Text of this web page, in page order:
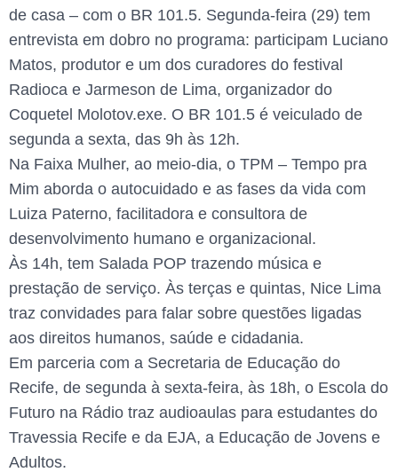
de casa – com o BR 101.5. Segunda-feira (29) tem
entrevista em dobro no programa: participam Luciano
Matos, produtor e um dos curadores do festival
Radioca e Jarmeson de Lima, organizador do
Coquetel Molotov.exe. O BR 101.5 é veiculado de
segunda a sexta, das 9h às 12h.
Na Faixa Mulher, ao meio-dia, o TPM – Tempo pra
Mim aborda o autocuidado e as fases da vida com
Luiza Paterno, facilitadora e consultora de
desenvolvimento humano e organizacional.
Às 14h, tem Salada POP trazendo música e
prestação de serviço. Às terças e quintas, Nice Lima
traz convidades para falar sobre questões ligadas
aos direitos humanos, saúde e cidadania.
Em parceria com a Secretaria de Educação do
Recife, de segunda à sexta-feira, às 18h, o Escola do
Futuro na Rádio traz audioaulas para estudantes do
Travessia Recife e da EJA, a Educação de Jovens e
Adultos.